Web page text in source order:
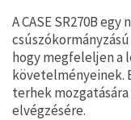
A CASE SR270B
hogy megfeleljen
követelményeinek.
terhek
elvégzésére.